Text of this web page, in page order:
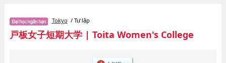
tin cần thiết dành cho du học sinh, như là về các Ngành FASHION DESIGN
ARTS & CRAFTShoặcNgành INTERNATIONAL COMMUNICATION &
CULTURE, thông tin về từng ngành học, thông tin liên quan đến thi tuyển
Tokyo / Tư lập
戸板女子短期大学| Toita Women's College